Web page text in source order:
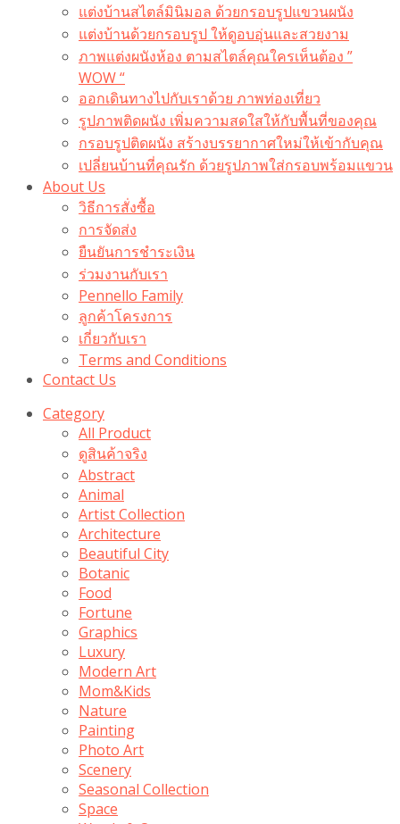
แต่งบ้านสไตล์มินิมอล ด้วยกรอบรูปแขวนผนัง
แต่งบ้านด้วยกรอบรูป ให้ดูอบอุ่นและสวยงาม
ภาพแต่งผนังห้อง ตามสไตล์คุณใครเห็นต้อง ”
WOW “
ออกเดินทางไปกับเราด้วย ภาพท่องเที่ยว
รูปภาพติดผนัง เพิ่มความสดใสให้กับพื้นที่ของคุณ
กรอบรูปติดผนัง สร้างบรรยากาศใหม่ให้เข้ากับคุณ
เปลี่ยนบ้านที่คุณรัก ด้วยรูปภาพใส่กรอบพร้อมแขวน​
About Us
วิธีการสั่งซื้อ
การจัดส่ง
ยืนยันการชำระเงิน
ร่วมงานกับเรา
Pennello Family
ลูกค้าโครงการ
เกี่ยวกับเรา
Terms and Conditions
Contact Us
Category
All Product
ดูสินค้าจริง
Abstract
Animal
Artist Collection
Architecture
Beautiful City
Botanic
Food
Fortune
Graphics
Luxury
Modern Art
Mom&Kids
Nature
Painting
Photo Art
Scenery
Seasonal Collection
Space